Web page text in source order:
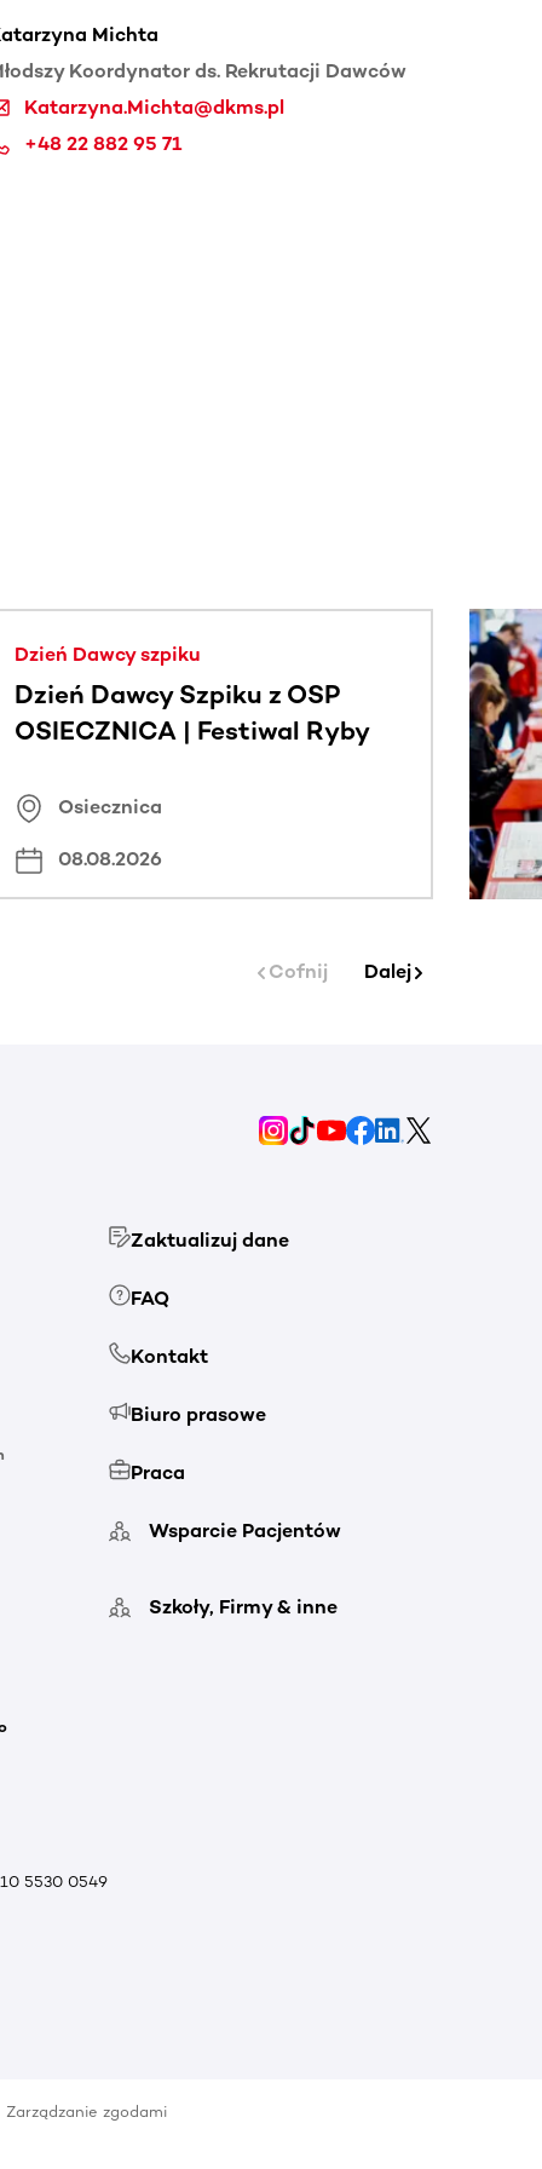
Michta
Koordynator ds. Rekrutacji Dawców
Katarzyna.Michta@dkms.pl
+48 22 882 95 71
Dzień Dawcy szpiku
Dzień Dawcy Szpiku z OSP
OSIECZNICA | Festiwal Ryby
Osiecznica
08.08.2026
Cofnij Dalej
Zaktualizuj dane
FAQ
Kontakt
Biuro prasowe
Praca
Wsparcie Pacjentów
Szkoły, Firmy & inne
5530 0549
Zarządzanie zgodami